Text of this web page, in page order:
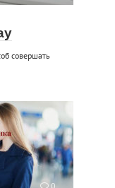
совершать
0